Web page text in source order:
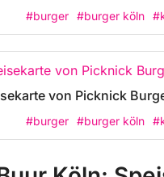
#burger #burger köln
von Picknick
#burger #burger köln